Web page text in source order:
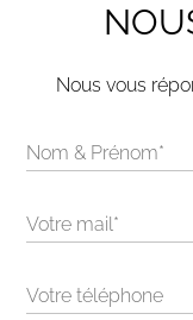
Nous vous